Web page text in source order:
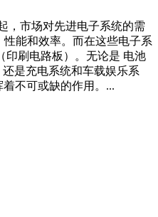
，市场对先进电子系统的需
能和效率。而在这些电子系
印刷电路板）。无论是 电池
是充电系统和车载娱乐系
不可或缺的作用。...